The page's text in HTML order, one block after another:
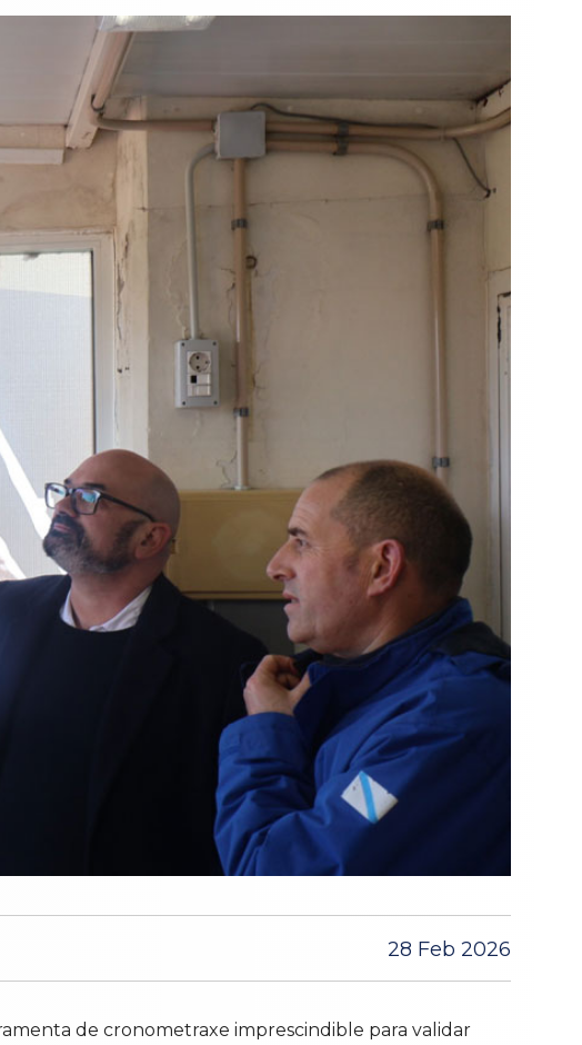
28 Feb 2026
de cronometraxe imprescindible para validar